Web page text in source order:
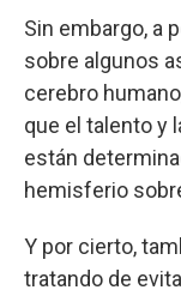
Sin embargo, a
sobre algunos
cerebro
que el talento y
están
hemisferio
Y por cierto,
tratando de